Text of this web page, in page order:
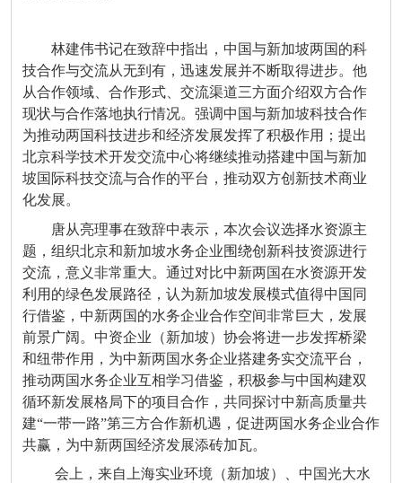
林建伟书记在致辞中指出，中国与新加坡两国的科
技合作与交流从无到有，迅速发展并不断取得进步。他
从合作领域、合作形式、交流渠道三方面介绍双方合作
现状与合作落地执行情况。强调中国与新加坡科技合作
为推动两国科技进步和经济发展发挥了积极作用；提出
北京科学技术开发交流中心将继续推动搭建中国与新加
坡国际科技交流与合作的平台，推动双方创新技术商业
化发展。
唐从亮理事在致辞中表示，本次会议选择水资源主
题，组织北京和新加坡水务企业围绕创新科技资源进行
交流，意义非常重大。通过对比中新两国在水资源开发
利用的绿色发展路径，认为新加坡发展模式值得中国同
行借鉴，中新两国的水务企业合作空间非常巨大，发展
前景广阔。中资企业（新加坡）协会将进一步发挥桥梁
和纽带作用，为中新两国水务企业搭建务实交流平台，
推动两国水务企业互相学习借鉴，积极参与中国构建双
循环新发展格局下的项目合作，共同探讨中新高质量共
建“一带一路”第三方合作新机遇，促进两国水务企业合作
共赢，为中新两国经济发展添砖加瓦。
会上，来自上海实业环境（新加坡）、中国光大水